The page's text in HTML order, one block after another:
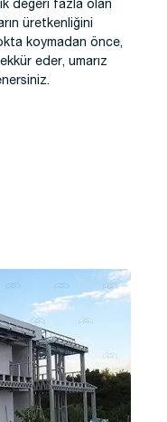
değeri fazla olan
üretkenliğini
koymadan önce,
eder, umarız